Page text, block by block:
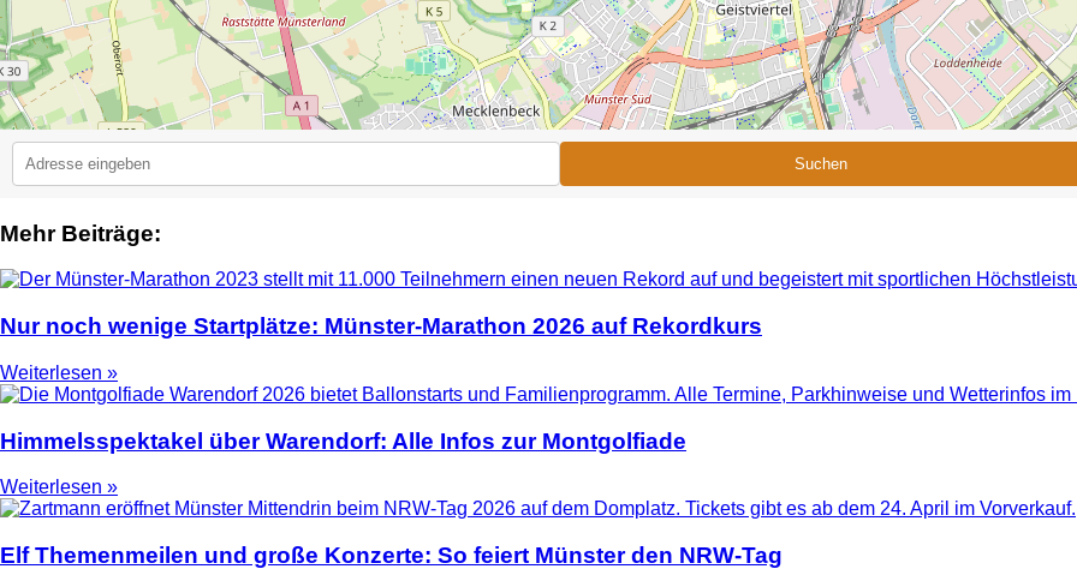
Suchen
Mehr Beiträge:
Nur noch wenige Startplätze: Münster-Marathon 2026 auf Rekordkurs
Weiterlesen »
Himmelsspektakel über Warendorf: Alle Infos zur Montgolfiade
Weiterlesen »
Elf Themenmeilen und große Konzerte: So feiert Münster den NRW-Tag